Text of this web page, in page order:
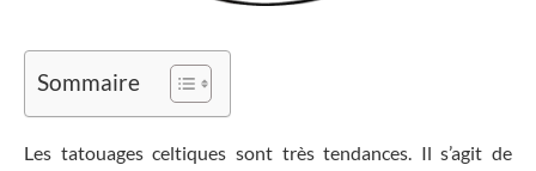
Sommaire
Les tatouages celtiques sont très tendances. Il s’agit de